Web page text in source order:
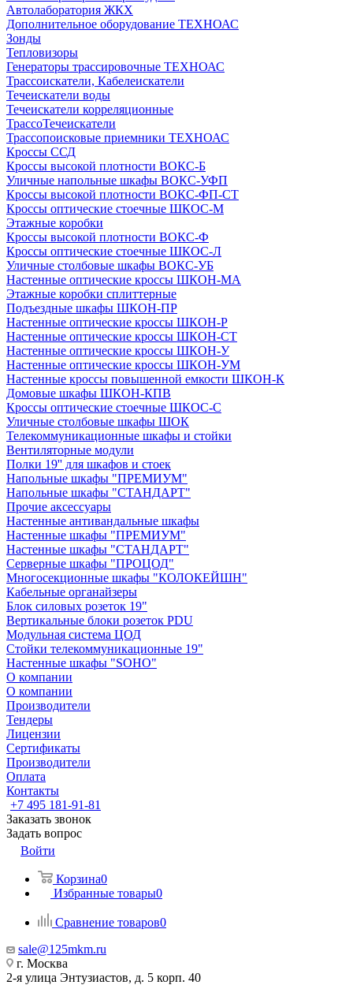
Автолаборатория ЖКХ
Дополнительное оборудование ТЕХНОАС
Зонды
Тепловизоры
Генераторы трассировочные ТЕХНОАС
Трассоискатели, Кабелеискатели
Течеискатели воды
Течеискатели корреляционные
ТрассоТечеискатели
Трассопоисковые приемники ТЕХНОАС
Кроссы ССД
Кроссы высокой плотности ВОКС-Б
Уличные напольные шкафы ВОКС-УФП
Кроссы высокой плотности ВОКС-ФП-СТ
Кроссы оптические стоечные ШКОС-М
Этажные коробки
Кроссы высокой плотности ВОКС-Ф
Кроссы оптические стоечные ШКОС-Л
Уличные столбовые шкафы ВОКС-УБ
Настенные оптические кроссы ШКОН-МА
Этажные коробки сплиттерные
Подъездные шкафы ШКОН-ПР
Настенные оптические кроссы ШКОН-Р
Настенные оптические кроссы ШКОН-СТ
Настенные оптические кроссы ШКОН-У
Настенные оптические кроссы ШКОН-УМ
Настенные кроссы повышенной емкости ШКОН-К
Домовые шкафы ШКОН-КПВ
Кроссы оптические стоечные ШКОС-С
Уличные столбовые шкафы ШОК
Телекоммуникационные шкафы и стойки
Вентиляторные модули
Полки 19'' для шкафов и стоек
Напольные шкафы "ПРЕМИУМ"
Напольные шкафы "СТАНДАРТ"
Прочие аксессуары
Настенные антивандальные шкафы
Настенные шкафы "ПРЕМИУМ"
Настенные шкафы "СТАНДАРТ"
Серверные шкафы "ПРОЦОД"
Многосекционные шкафы "КОЛОКЕЙШН"
Кабельные органайзеры
Блок силовых розеток 19"
Вертикальные блоки розеток PDU
Модульная система ЦОД
Стойки телекоммуникационные 19"
Настенные шкафы "SOHO"
О компании
О компании
Производители
Тендеры
Лицензии
Сертификаты
Производители
Оплата
Контакты
+7 495 181-91-81
Заказать звонок
Задать вопрос
Войти
Корзина0
Избранные товары0
Сравнение товаров0
sale@125mkm.ru
г. Москва
2-я улица Энтузиастов, д. 5 корп. 40